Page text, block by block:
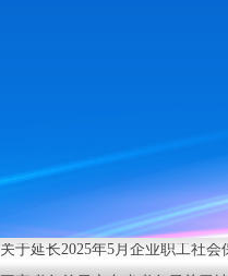
关于税收缴款业务暂停办理的通知
关于延长2025年5月企业职工社会
国家税务总局广东省税务局关于